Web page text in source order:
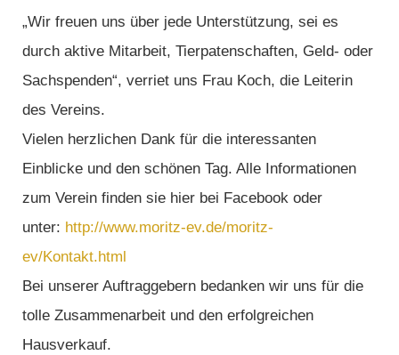
„Wir freuen uns über jede Unterstützung, sei es
durch aktive Mitarbeit, Tierpatenschaften, Geld- oder
Sachspenden“, verriet uns Frau Koch, die Leiterin
des Vereins.
Vielen herzlichen Dank für die interessanten
Einblicke und den schönen Tag. Alle Informationen
zum Verein finden sie hier bei Facebook oder
unter: http://www.moritz-ev.de/moritz-
ev/Kontakt.html
Bei unserer Auftraggebern bedanken wir uns für die
tolle Zusammenarbeit und den erfolgreichen
Hausverkauf.